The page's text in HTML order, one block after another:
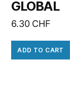
GLOBAL
6.30 CHF
ADD TO CART